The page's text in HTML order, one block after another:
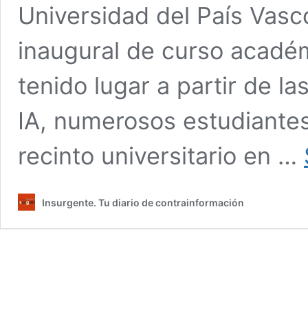
Universidad del País
inaugural de curso
tenido lugar a partir de
IA, numerosos
recinto universitario en …
Insurgente. Tu diario de contrainformación